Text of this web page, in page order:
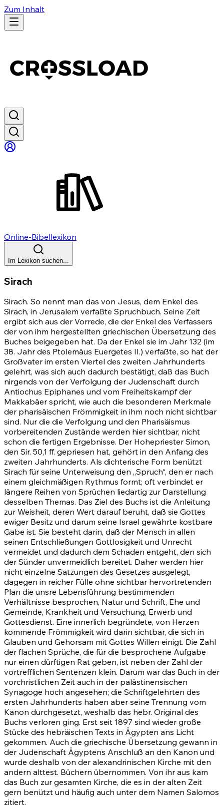
Zum Inhalt
Online-Bibellexikon
Im Lexikon suchen...
Sirach
Sirach. So nennt man das von Jesus, dem Enkel des
Sirach, in Jerusalem verfaßte Spruchbuch. Seine Zeit
ergibt sich aus der Vorrede, die der Enkel des Verfassers
der von ihm hergestellten griechischen Übersetzung des
Buches beigegeben hat. Da der Enkel sie im Jahr 132 (im
38. Jahr des Ptolemäus Euergetes II.) verfaßte, so hat der
Großvater im ersten Viertel des zweiten Jahrhunderts
gelehrt, was sich auch dadurch bestätigt, daß das Buch
nirgends von der Verfolgung der Judenschaft durch
Antiochus Epiphanes und vom Freiheitskampf der
Makkabäer spricht, wie auch die besonderen Merkmale
der pharisäischen Frömmigkeit in ihm noch nicht sichtbar
sind. Nur die die Verfolgung und den Pharisäismus
vorbereitenden Zustände werden hier sichtbar, nicht
schon die fertigen Ergebnisse. Der Hohepriester Simon,
den Sir. 50,1 ff. gepriesen hat, gehört in den Anfang des
zweiten Jahrhunderts. Als dichterische Form benützt
Sirach für seine Unterweisung den „Spruch“, den er nach
einem gleichmäßigen Rythmus formt; oft verbindet er
längere Reihen von Sprüchen liedartig zur Darstellung
desselben Themas. Das Ziel des Buchs ist die Anleitung
zur Weisheit, deren Wert darauf beruht, daß sie Gottes
ewiger Besitz und darum seine Israel gewährte kostbare
Gabe ist. Sie besteht darin, daß der Mensch in allen
seinen Entschließungen Gottlosigkeit und Unrecht
vermeidet und dadurch dem Schaden entgeht, den sich
der Sünder unvermeidlich bereitet. Daher werden hier
nicht einzelne Satzungen des Gesetzes ausgelegt,
dagegen in reicher Fülle ohne sichtbar hervortretenden
Plan die unsre Lebensführung bestimmenden
Verhältnisse besprochen, Natur und Schrift, Ehe und
Gemeinde, Krankheit und Versuchung, Erwerb und
Gottesdienst. Eine innerlich begründete, von Herzen
kommende Frömmigkeit wird darin sichtbar, die sich in
Glauben und Gehorsam mit Gottes Willen einigt. Die Zahl
der flachen Sprüche, die für die besprochene Aufgabe
nur einen dürftigen Rat geben, ist neben der Zahl der
vortrefflichen Sentenzen klein. Darum war das Buch in der
vorchristlichen Zeit auch in der palästinensischen
Synagoge hoch angesehen; die Schriftgelehrten des
ersten Jahrhunderts haben aber seine Trennung vom
Kanon durchgesetzt, weshalb das hebr. Original des
Buchs verloren ging. Erst seit 1897 sind wieder große
Stücke des hebräischen Texts in Ägypten ans Licht
gekommen. Auch die griechische Übersetzung gewann in
der Judenschaft Ägyptens Anschluß an den Kanon und
wurde deshalb von der alexandrinischen Kirche mit den
andern alttest. Büchern übernommen. Von ihr aus kam
das Buch zur gesamten Kirche, die es in der alten Zeit
gern benützt und häufig auch unter dem Namen Salomos
zitiert.